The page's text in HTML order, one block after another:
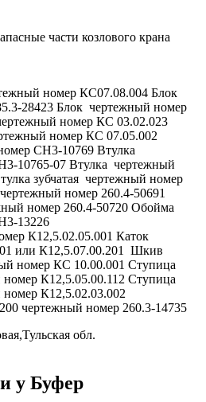
части козлового крана
номер КС07.08.004 Блок
28423 Блок чертежный номер
номер КС 03.02.023
номер КС 07.05.002
СН3-10769 Втулка
10765-07 Втулка чертежный
зубчатая чертежный номер
номер 260.4-50691
номер 260.4-50720 Обойма
13226
К12,5.02.05.001 Каток
или К12,5.07.00.201 Шкив
номер КС 10.00.001 Ступица
номер К12,5.05.00.112 Ступица
К12,5.02.03.002
чертежный номер 260.3-14735
обл.
у Буфер